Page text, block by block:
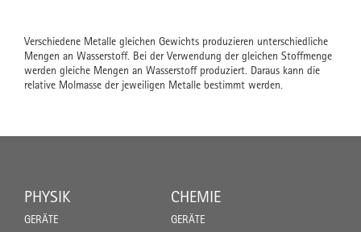
Verschiedene Metalle gleichen Gewichts produzieren unterschiedliche
Mengen an Wasserstoff. Bei der Verwendung der gleichen Stoffmenge
werden gleiche Mengen an Wasserstoff produziert. Daraus kann die
relative Molmasse der jeweiligen Metalle bestimmt werden.
PHYSIK
GERÄTE
CHEMIE
GERÄTE